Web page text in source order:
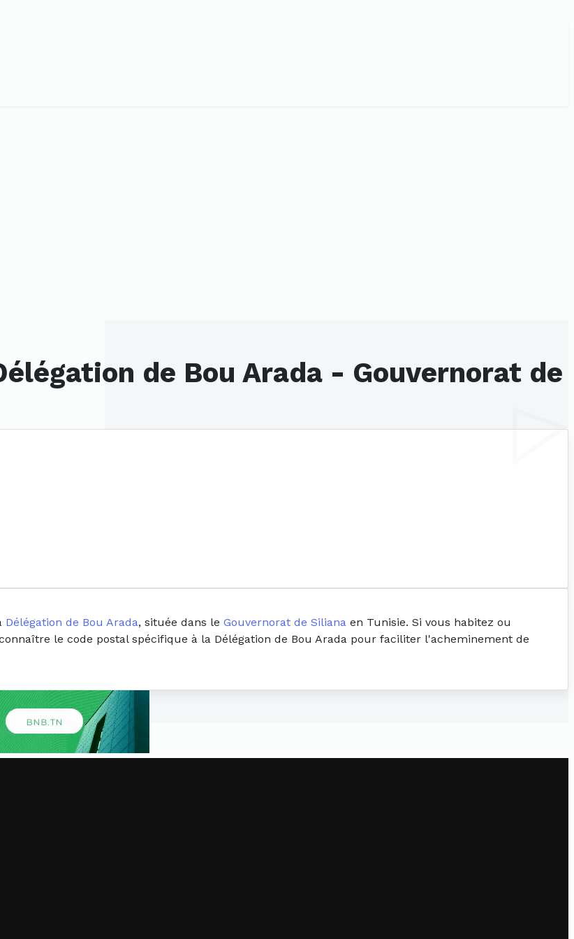
de Bou Arada - Gouvernorat de
Délégation de Bou Arada, située dans le Gouvernorat de Siliana en Tunisie. Si vous habitez ou
le code postal spécifique à la Délégation de Bou Arada pour faciliter l'acheminement de